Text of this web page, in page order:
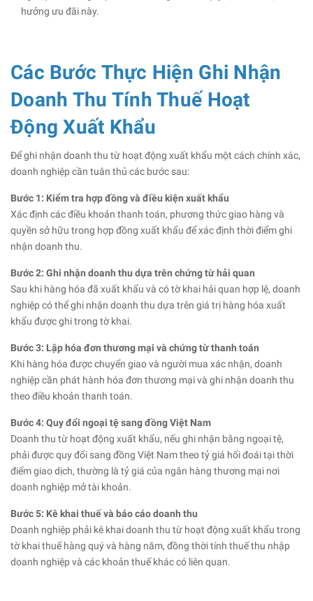
hưởng ưu đãi này.
Các Bước Thực Hiện Ghi Nhận
Doanh Thu Tính Thuế Hoạt
Động Xuất Khẩu
Để ghi nhận doanh thu từ hoạt động xuất khẩu một cách chính xác,
doanh nghiệp cần tuân thủ các bước sau:
Bước 1: Kiểm tra hợp đồng và điều kiện xuất khẩu
Xác định các điều khoản thanh toán, phương thức giao hàng và
quyền sở hữu trong hợp đồng xuất khẩu để xác định thời điểm ghi
nhận doanh thu.
Bước 2: Ghi nhận doanh thu dựa trên chứng từ hải quan
Sau khi hàng hóa đã xuất khẩu và có tờ khai hải quan hợp lệ, doanh
nghiệp có thể ghi nhận doanh thu dựa trên giá trị hàng hóa xuất
khẩu được ghi trong tờ khai.
Bước 3: Lập hóa đơn thương mại và chứng từ thanh toán
Khi hàng hóa được chuyển giao và người mua xác nhận, doanh
nghiệp cần phát hành hóa đơn thương mại và ghi nhận doanh thu
theo điều khoản thanh toán.
Bước 4: Quy đổi ngoại tệ sang đồng Việt Nam
Doanh thu từ hoạt động xuất khẩu, nếu ghi nhận bằng ngoại tệ,
phải được quy đổi sang đồng Việt Nam theo tỷ giá hối đoái tại thời
điểm giao dịch, thường là tỷ giá của ngân hàng thương mại nơi
doanh nghiệp mở tài khoản.
Bước 5: Kê khai thuế và báo cáo doanh thu
Doanh nghiệp phải kê khai doanh thu từ hoạt động xuất khẩu trong
tờ khai thuế hàng quý và hàng năm, đồng thời tính thuế thu nhập
doanh nghiệp và các khoản thuế khác có liên quan.